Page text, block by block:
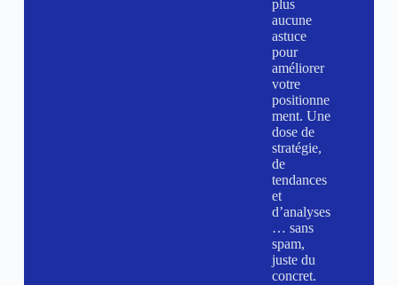
plus
aucune
astuce
pour
améliorer
votre
positionne
ment. Une
dose de
stratégie,
de
tendances
et
d’analyses
… sans
spam,
juste du
concret.